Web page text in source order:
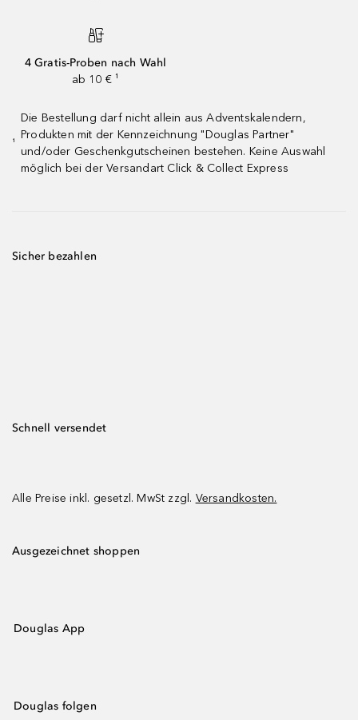
4 Gratis-Proben nach Wahl
ab 10 € ¹
¹
Die Bestellung darf nicht allein aus Adventskalendern,
Produkten mit der Kennzeichnung "Douglas Partner"
und/oder Geschenkgutscheinen bestehen. Keine Auswahl
möglich bei der Versandart Click & Collect Express
Sicher bezahlen
Schnell versendet
Alle Preise inkl. gesetzl. MwSt zzgl. Versandkosten.
Ausgezeichnet shoppen
Douglas App
Douglas folgen